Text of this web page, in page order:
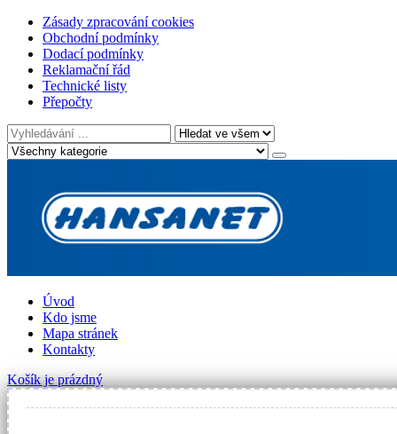
Zásady zpracování cookies
Obchodní podmínky
Dodací podmínky
Reklamační řád
Technické listy
Přepočty
Úvod
Kdo jsme
Mapa stránek
Kontakty
Košík je prázdný